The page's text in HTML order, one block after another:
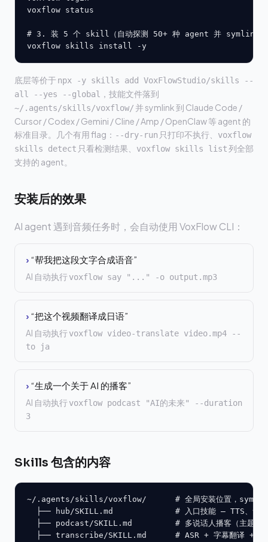
voxflow status
# 3. 装 5 个 skill（自动探测 50+ 种 agent 并 symlink 到
voxflow skills install -y
底层等价于 npx -y skills add VoxFlowStudio/skills --
all --yes --global ，技能文件落到
~/.agents/skills/voxflow/ 并 symlink 到 Claude Code /
Cursor / Codex / Gemini / Cline / Amp / OpenClaw 等 agent 的
标准目录。几个有用 flag： --dry-run 只打印不执行、
voxflow
skills detect 只看检测结果、 voxflow skills list列全部
支持的 agent。
安装后的效果
AI agent 遇到音频任务时，会自动使用 VoxFlow CLI：
› “帮我把这段文字合成语音”
AI 自动执行voxflow say "..." -o output.mp3
› “把这个视频翻译成日语”
AI 自动执行voxflow video-translate video.mp4 --
to ja
› “生成一个关于 AI 的播客”
AI 自动执行voxflow podcast "AI的未来" --duration
3
Skills 包含的内容
~/.agents/skills/voxflow/      # 全局安装位置，symlink
├── hub/SKILL.md             # 入口技能 — TTS、音色
├── podcast/SKILL.md         # 多说话人播客（主题
├── transcribe/SKILL.md      # ASR + 字幕翻译 + SRT